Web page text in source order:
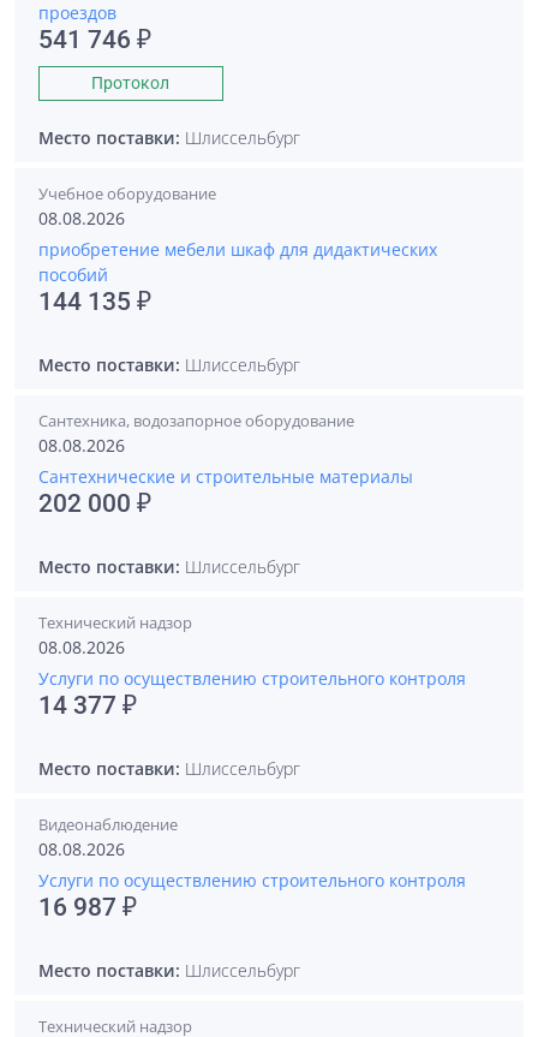
проездов
541 746 ₽
Протокол
Место поставки: Шлиссельбург
Учебное оборудование
08.08.2026
приобретение мебели шкаф для дидактических
пособий
144 135 ₽
Место поставки: Шлиссельбург
Сантехника, водозапорное оборудование
08.08.2026
Сантехнические и строительные материалы
202 000 ₽
Место поставки: Шлиссельбург
Технический надзор
08.08.2026
Услуги по осуществлению строительного контроля
14 377 ₽
Место поставки: Шлиссельбург
Видеонаблюдение
08.08.2026
Услуги по осуществлению строительного контроля
16 987 ₽
Место поставки: Шлиссельбург
Технический надзор